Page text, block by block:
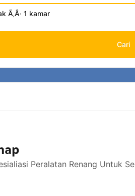
Ã‚Â· 1 kamar
Cari
Peralatan Renang Untuk